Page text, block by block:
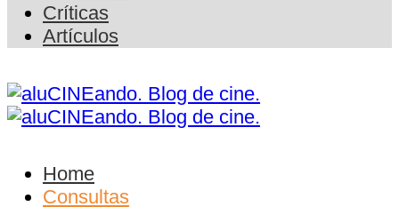
Críticas
Artículos
Home
Consultas